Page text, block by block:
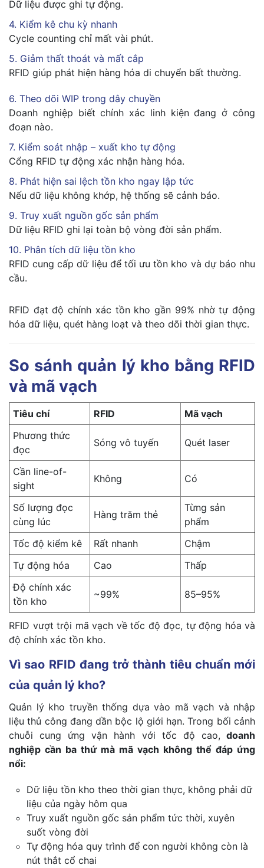
Dữ liệu được ghi tự động.
4. Kiểm kê chu kỳ nhanh
Cycle counting chỉ mất vài phút.
5. Giảm thất thoát và mất cắp
RFID giúp phát hiện hàng hóa di chuyển bất thường.
6. Theo dõi WIP trong dây chuyền
Doanh nghiệp biết chính xác linh kiện đang ở công
đoạn nào.
7. Kiểm soát nhập – xuất kho tự động
Cổng RFID tự động xác nhận hàng hóa.
8. Phát hiện sai lệch tồn kho ngay lập tức
Nếu dữ liệu không khớp, hệ thống sẽ cảnh báo.
9. Truy xuất nguồn gốc sản phẩm
Dữ liệu RFID ghi lại toàn bộ vòng đời sản phẩm.
10. Phân tích dữ liệu tồn kho
RFID cung cấp dữ liệu để tối ưu tồn kho và dự báo nhu
cầu.
RFID đạt độ chính xác tồn kho gần 99% nhờ tự động
hóa dữ liệu, quét hàng loạt và theo dõi thời gian thực.
So sánh quản lý kho bằng RFID
và mã vạch
Tiêu chí RFID
Mã vạch
Phương thức
đọc
Sóng vô tuyến Quét laser
Cần line-of-
sight
Không Có
Số lượng đọc
cùng lúc
Hàng trăm thẻ
Từng sản
phẩm
Tốc độ kiểm kê
Rất nhanh
Chậm
Tự động hóa
Cao
Thấp
Độ chính xác
tồn kho
~99% 85–95%
RFID vượt trội mã vạch về tốc độ đọc, tự động hóa và
độ chính xác tồn kho.
Vì sao RFID đang trở thành tiêu chuẩn mới
của quản lý kho?
Quản lý kho truyền thống dựa vào mã vạch và nhập
liệu thủ công đang dần bộc lộ giới hạn. Trong bối cảnh
chuỗi cung ứng vận hành với tốc độ cao, doanh
nghiệp cần ba thứ mà mã vạch không thể đáp ứng
nổi:
Dữ liệu tồn kho theo thời gian thực, không phải dữ
liệu của ngày hôm qua
Truy xuất nguồn gốc sản phẩm tức thời, xuyên
suốt vòng đời
Tự động hóa quy trình để con người không còn là
nút thắt cổ chai